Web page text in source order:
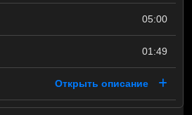
05:00
01:49
Открыть описание